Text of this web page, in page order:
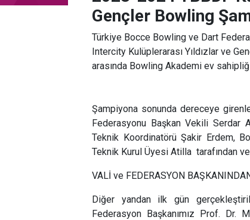
Gençler Bowling
Türkiye Bocce Bowling ve Dart
Intercity Kulüplerarası Yıldızlar ve
arasında Bowling Akademi ev
Şampiyona sonunda dereceye
Federasyonu Başkan Vekili Serdar
Teknik Koordinatörü Şakir Erdem,
Teknik Kurul Üyesi Atilla tarafından
VALİ ve FEDERASYON
Diğer yandan ilk gün
Federasyon Başkanımız Prof.